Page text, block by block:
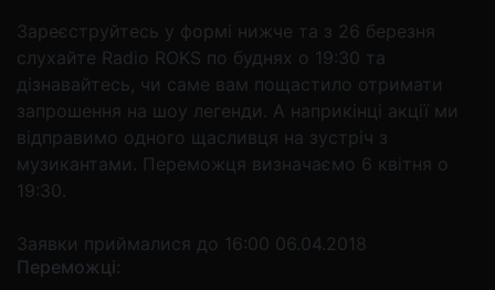
Зареєструйтесь у формі нижче та з 26 березня
слухайте Radio ROKS по буднях о 19:30 та
дізнавайтесь, чи саме вам пощастило отримати
запрошення на шоу легенди. А наприкінці акції ми
відправимо одного щасливця на зустріч з
музикантами. Переможця визначаємо 6 квітня о
19:30.
Заявки приймалися до 16:00 06.04.2018
Переможці: